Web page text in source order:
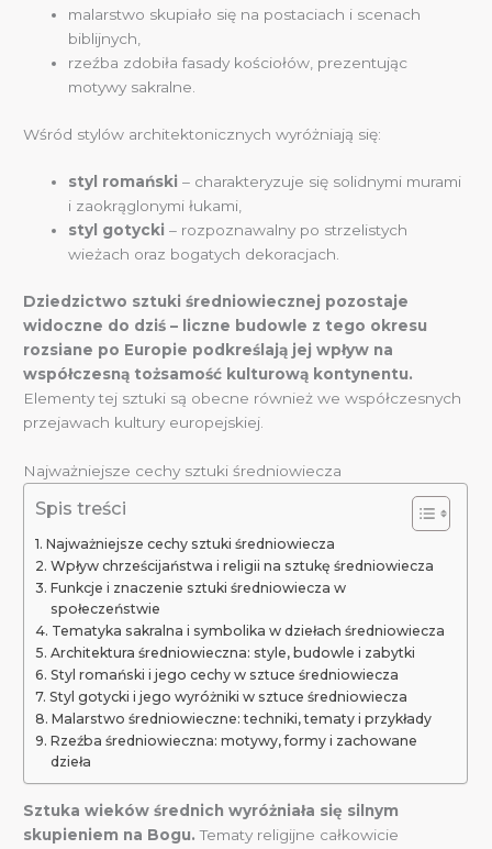
malarstwo skupiało się na postaciach i scenach
biblijnych,
rzeźba zdobiła fasady kościołów, prezentując
motywy sakralne.
Wśród stylów architektonicznych wyróżniają się:
styl romański – charakteryzuje się solidnymi murami
i zaokrąglonymi łukami,
styl gotycki – rozpoznawalny po strzelistych
wieżach oraz bogatych dekoracjach.
Dziedzictwo sztuki średniowiecznej pozostaje
widoczne do dziś – liczne budowle z tego okresu
rozsiane po Europie podkreślają jej wpływ na
współczesną tożsamość kulturową kontynentu.
Elementy tej sztuki są obecne również we współczesnych
przejawach kultury europejskiej.
Najważniejsze cechy sztuki średniowiecza
Spis treści
Najważniejsze cechy sztuki średniowiecza
Wpływ chrześcijaństwa i religii na sztukę średniowiecza
Funkcje i znaczenie sztuki średniowiecza w
społeczeństwie
Tematyka sakralna i symbolika w dziełach średniowiecza
Architektura średniowieczna: style, budowle i zabytki
Styl romański i jego cechy w sztuce średniowiecza
Styl gotycki i jego wyróżniki w sztuce średniowiecza
Malarstwo średniowieczne: techniki, tematy i przykłady
Rzeźba średniowieczna: motywy, formy i zachowane
dzieła
Sztuka wieków średnich wyróżniała się silnym
skupieniem na Bogu. Tematy religijne całkowicie